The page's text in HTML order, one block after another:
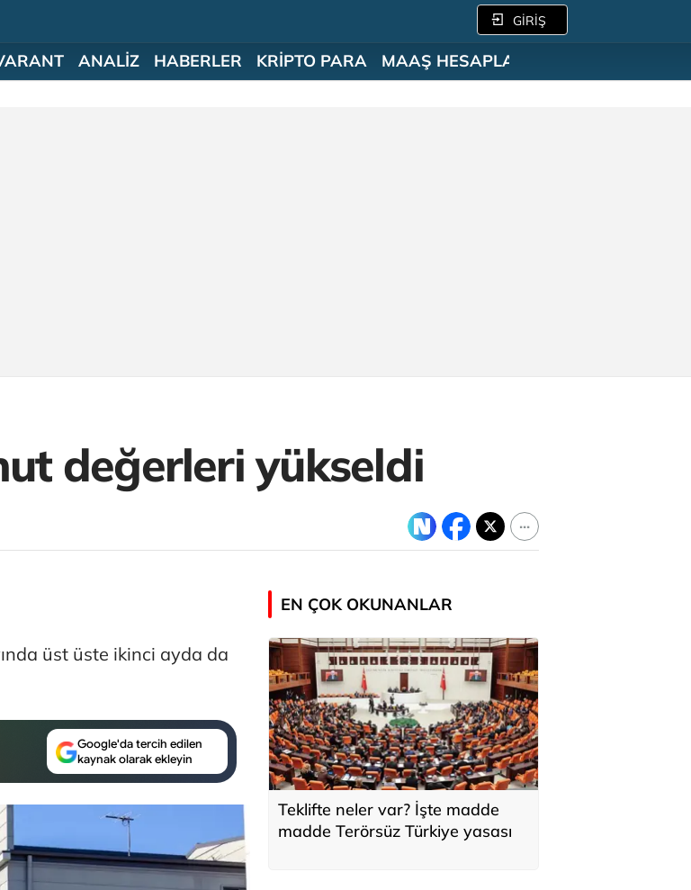
GİRİŞ
ANALİZ HABERLER KRİPTO PARA MAAŞ HESAPLAMA
değerleri yükseldi
üst üste ikinci ayda da
Google'da tercih edilen
kaynak olarak ekleyin
EN ÇOK OKUNANLAR
Teklifte neler var? İşte madde
madde Terörsüz Türkiye yasası